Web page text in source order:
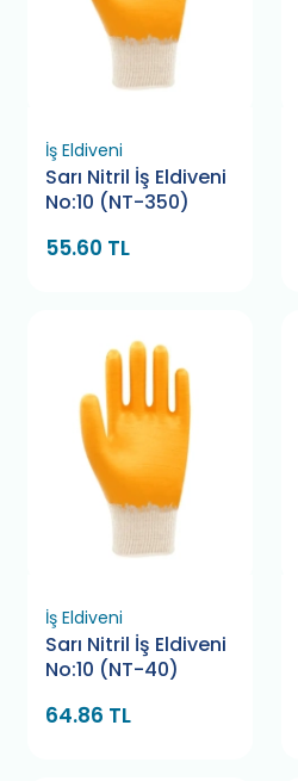
İş Eldiveni
Sarı Nitril İş Eldiveni
No:10 (NT-350)
55.60 TL
İş Eldiveni
Sarı Nitril İş Eldiveni
No:10 (NT-40)
64.86 TL